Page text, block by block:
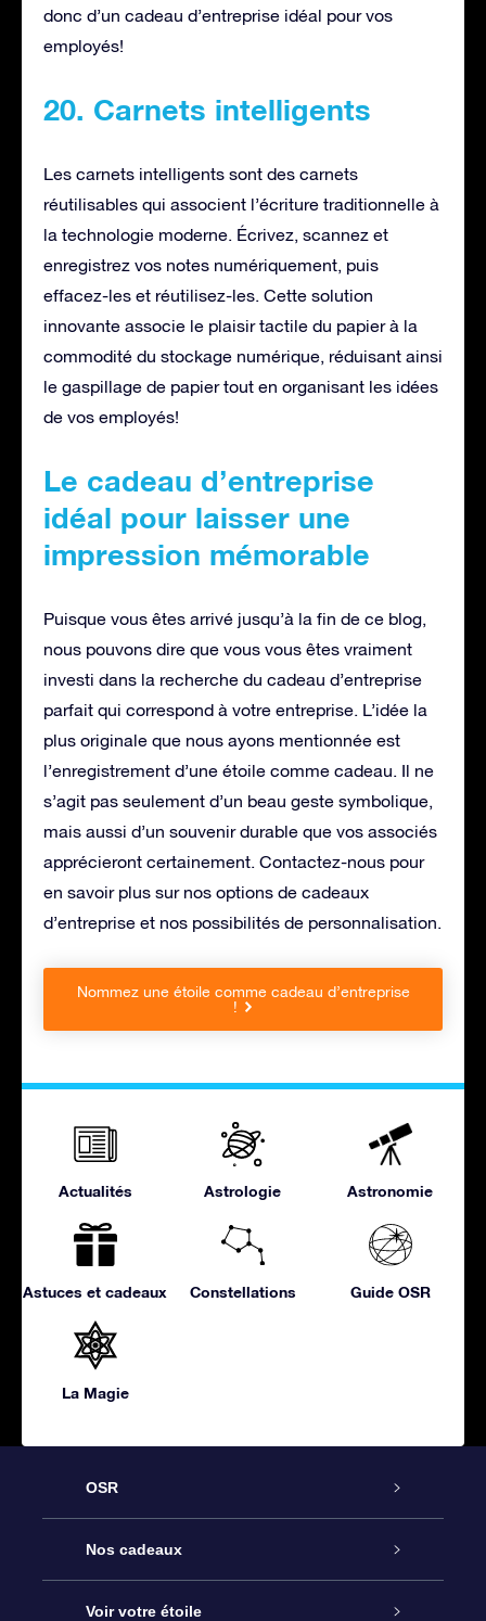
donc d’un cadeau d’entreprise idéal pour vos
employés!
20. Carnets intelligents
Les carnets intelligents sont des carnets
réutilisables qui associent l’écriture traditionnelle à
la technologie moderne. Écrivez, scannez et
enregistrez vos notes numériquement, puis
effacez-les et réutilisez-les. Cette solution
innovante associe le plaisir tactile du papier à la
commodité du stockage numérique, réduisant ainsi
le gaspillage de papier tout en organisant les idées
de vos employés!
Le cadeau d’entreprise
idéal pour laisser une
impression mémorable
Puisque vous êtes arrivé jusqu’à la fin de ce blog,
nous pouvons dire que vous vous êtes vraiment
investi dans la recherche du cadeau d’entreprise
parfait qui correspond à votre entreprise. L’idée la
plus originale que nous ayons mentionnée est
l’enregistrement d’une étoile comme cadeau. Il ne
s’agit pas seulement d’un beau geste symbolique,
mais aussi d’un souvenir durable que vos associés
apprécieront certainement. Contactez-nous pour
en savoir plus sur nos options de cadeaux
d’entreprise et nos possibilités de personnalisation.
Nommez une étoile comme cadeau d’entreprise
!
Actualités Astrologie Astronomie
Astuces et cadeaux Constellations Guide OSR
La Magie
OSR
Service
À propos de l’OSR
Nos cadeaux
Cadeau d’étoile en ligne
Voir votre étoile